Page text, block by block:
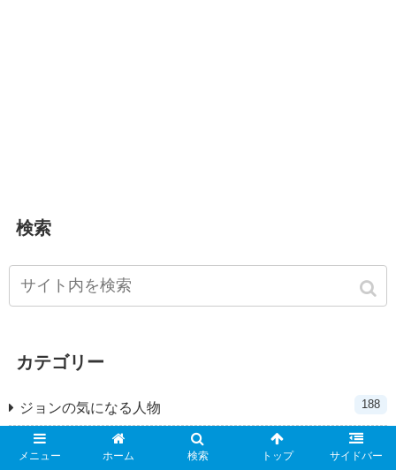
検索
カテゴリー
ジョンの気になる人物 188
役立つ情報 149
メニュー ホーム 検索 トップ サイドバー